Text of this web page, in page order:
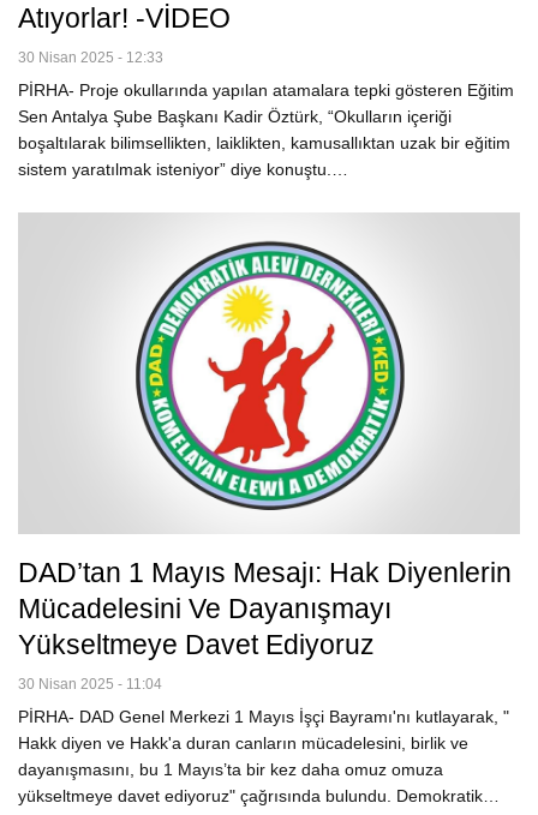
Atıyorlar! -VİDEO
30 Nisan 2025 - 12:33
PİRHA- Proje okullarında yapılan atamalara tepki gösteren Eğitim
Sen Antalya Şube Başkanı Kadir Öztürk, “Okulların içeriği
boşaltılarak bilimsellikten, laiklikten, kamusallıktan uzak bir eğitim
sistem yaratılmak isteniyor” diye konuştu.…
DAD’tan 1 Mayıs Mesajı: Hak Diyenlerin
Mücadelesini Ve Dayanışmayı
Yükseltmeye Davet Ediyoruz
30 Nisan 2025 - 11:04
PİRHA- DAD Genel Merkezi 1 Mayıs İşçi Bayramı'nı kutlayarak, "
Hakk diyen ve Hakk'a duran canların mücadelesini, birlik ve
dayanışmasını, bu 1 Mayıs’ta bir kez daha omuz omuza
yükseltmeye davet ediyoruz" çağrısında bulundu. Demokratik…